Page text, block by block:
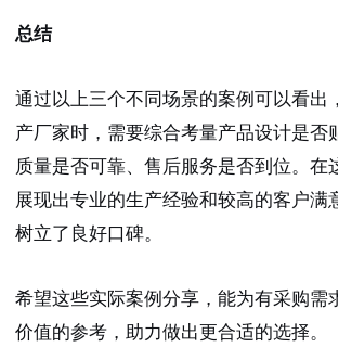
总结
通过以上三个不同场景的案例可以看出
产厂家时，需要综合考量产品设计是否
质量是否可靠、售后服务是否到位。在
展现出专业的生产经验和较高的客户满
树立了良好口碑。
希望这些实际案例分享，能为有采购需
价值的参考，助力做出更合适的选择。